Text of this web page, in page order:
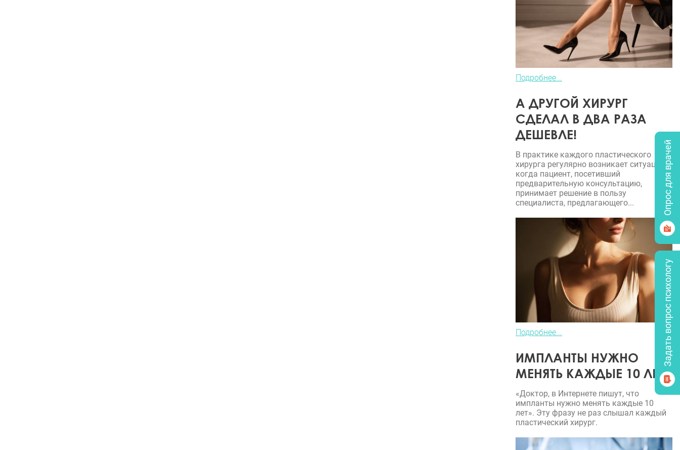
Подробнее...
А ДРУГОЙ ХИРУРГ
СДЕЛАЛ В ДВА РАЗА
ДЕШЕВЛЕ!
В практике каждого пластического
хирурга регулярно возникает ситуация,
когда пациент, посетивший
предварительную консультацию,
принимает решение в пользу
специалиста, предлагающего...
Подробнее...
ИМПЛАНТЫ НУЖНО
МЕНЯТЬ КАЖДЫЕ 10 ЛЕТ?
«Доктор, в Интернете пишут, что
импланты нужно менять каждые 10
лет». Эту фразу не раз слышал каждый
пластический хирург.
Опрос для врачей
Задать вопрос психологу